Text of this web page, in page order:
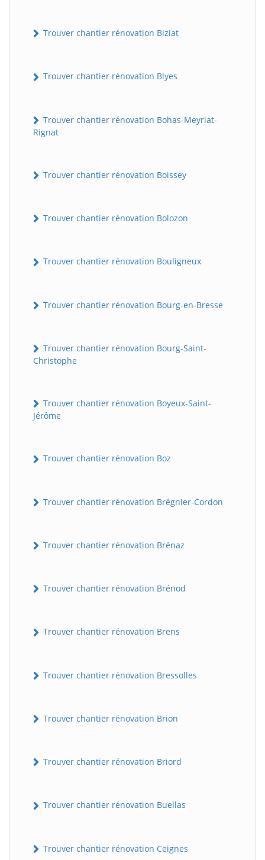
Trouver chantier rénovation Biziat
Trouver chantier rénovation Blyes
Trouver chantier rénovation Bohas-Meyriat-
Rignat
Trouver chantier rénovation Boissey
Trouver chantier rénovation Bolozon
Trouver chantier rénovation Bouligneux
Trouver chantier rénovation Bourg-en-Bresse
Trouver chantier rénovation Bourg-Saint-
Christophe
Trouver chantier rénovation Boyeux-Saint-
Jérôme
Trouver chantier rénovation Boz
Trouver chantier rénovation Brégnier-Cordon
Trouver chantier rénovation Brénaz
Trouver chantier rénovation Brénod
Trouver chantier rénovation Brens
Trouver chantier rénovation Bressolles
Trouver chantier rénovation Brion
Trouver chantier rénovation Briord
Trouver chantier rénovation Buellas
Trouver chantier rénovation Ceignes